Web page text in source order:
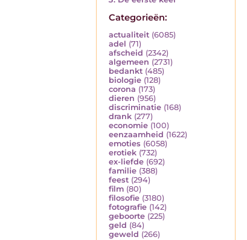
Categorieën:
actualiteit (6085)
adel (71)
afscheid (2342)
algemeen (2731)
bedankt (485)
biologie (128)
corona (173)
dieren (956)
discriminatie (168)
drank (277)
economie (100)
eenzaamheid (1622)
emoties (6058)
erotiek (732)
ex-liefde (692)
familie (388)
feest (294)
film (80)
filosofie (3180)
fotografie (142)
geboorte (225)
geld (84)
geweld (266)